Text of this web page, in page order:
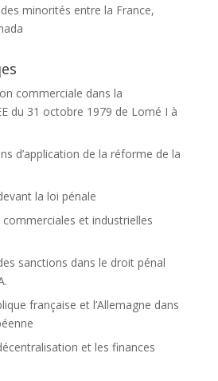
minorités entre la France,
commerciale dans la
du 31 octobre 1979 de Lomé I à
d’application de la réforme de la
la loi pénale
commerciales et industrielles
sanctions dans le droit pénal
française et l’Allemagne dans
et les finances